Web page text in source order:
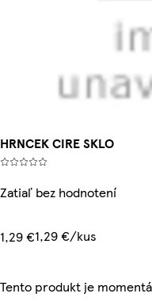
HRNCEK CIRE SKLO
Zatiaľ bez hodnotení
1,29 €1,29 €/kus
Tento produkt je